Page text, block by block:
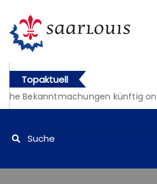
Topaktuell
Bekanntmachungen künftig